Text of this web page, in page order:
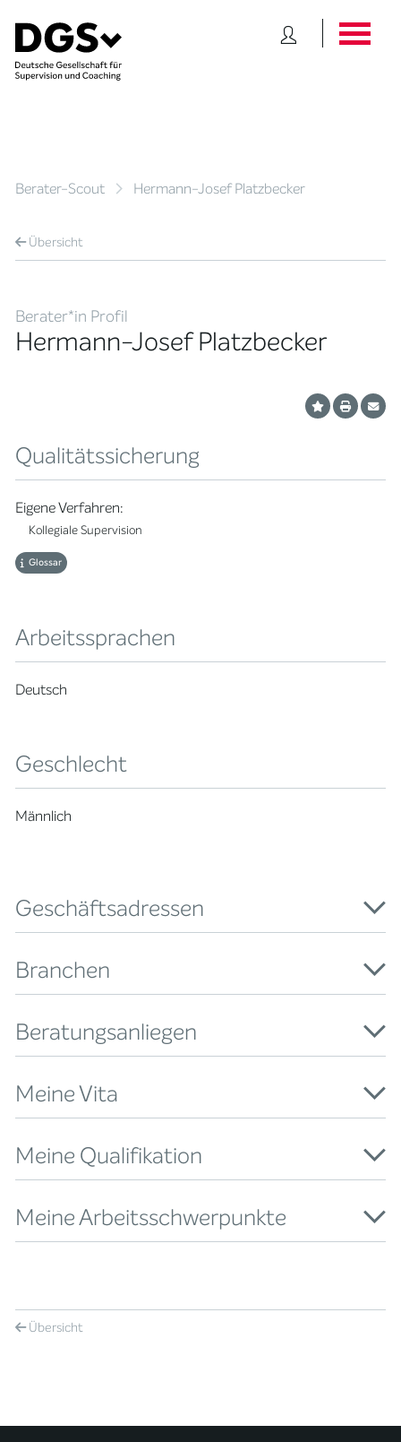
Berater-Scout Hermann-Josef Platzbecker
Übersicht
Berater*in Profil
Hermann-Josef Platzbecker
Qualitätssicherung
Eigene Verfahren:
Kollegiale Supervision
Glossar
Arbeitssprachen
Deutsch
Geschlecht
Männlich
Geschäftsadressen
Branchen
Beratungsanliegen
Meine Vita
Meine Qualifikation
Meine Arbeitsschwerpunkte
Übersicht